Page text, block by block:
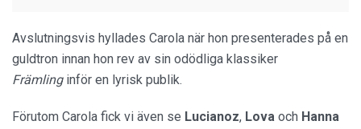
Avslutningsvis hyllades Carola när hon presenterades på en
guldtron innan hon rev av sin odödliga klassiker
Främling inför en lyrisk publik.
Förutom Carola fick vi även se Lucianoz, Lova och Hanna